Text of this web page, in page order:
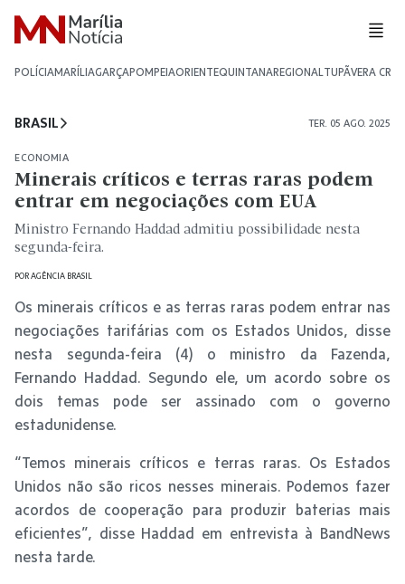
POLÍCIAMARÍLIAGARÇAPOMPEIAORIENTEQUINTANAREGIONALTUPÃVERA CRUZ
BRASIL TER. 05 AGO. 2025
ECONOMIA
Minerais críticos e terras raras podem
entrar em negociações com EUA
Ministro Fernando Haddad admitiu possibilidade nesta
segunda-feira.
PORAGÊNCIA BRASIL
Os minerais críticos e as terras raras podem entrar nas
negociações tarifárias com os Estados Unidos, disse
nesta segunda-feira (4) o ministro da Fazenda,
Fernando Haddad. Segundo ele, um acordo sobre os
dois temas pode ser assinado com o governo
estadunidense.
“Temos minerais críticos e terras raras. Os Estados
Unidos não são ricos nesses minerais. Podemos fazer
acordos de cooperação para produzir baterias mais
eficientes”, disse Haddad em entrevista à BandNews
nesta tarde.